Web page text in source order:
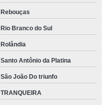
Rebouças
Rio Branco do Sul
Rolândia
Santo Antônio da Platina
São João Do triunfo
TRANQUEIRA